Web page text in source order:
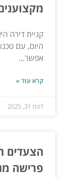
קניית דירה
היום, עם
אפשר...
קרא עוד »
דצמ 31, 2025
הצעדים
פרישה